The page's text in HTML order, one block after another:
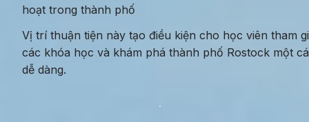
hoạt trong thành phố
Vị trí thuận tiện này tạo điều kiện cho học viên tham
các khóa học và khám phá thành phố Rostock một
dễ dàng.